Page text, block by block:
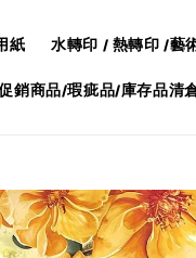
紙 水轉印 / 熱轉印 /藝
銷商品/瑕疵品/庫存品清